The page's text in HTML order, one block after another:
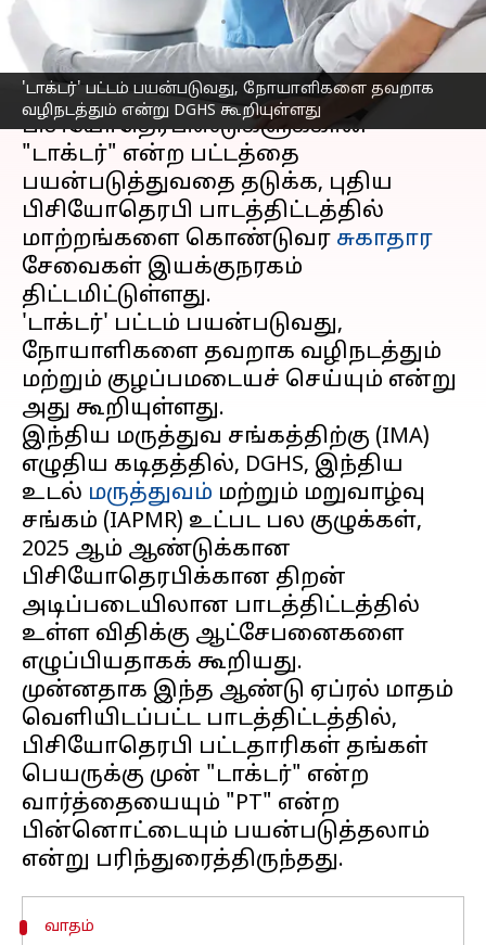
'டாக்டர்' பட்டம் பயன்படுவது, நோயாளிகளை தவறாக
வழிநடத்தும் என்று DGHS கூறியுள்ளது
Venkatalakshmi V Sep 11, 2025 10:13 am
செய்தி முன்னோட்டம்
பிசியோதெரபிஸ்டுகளுக்கான
"டாக்டர்" என்ற பட்டத்தை
பயன்படுத்துவதை தடுக்க, புதிய
பிசியோதெரபி பாடத்திட்டத்தில்
மாற்றங்களை கொண்டுவர சுகாதார
சேவைகள் இயக்குநரகம்
திட்டமிட்டுள்ளது.
'டாக்டர்' பட்டம் பயன்படுவது,
நோயாளிகளை தவறாக வழிநடத்தும்
மற்றும் குழப்பமடையச் செய்யும் என்று
அது கூறியுள்ளது.
இந்திய மருத்துவ சங்கத்திற்கு (IMA)
எழுதிய கடிதத்தில், DGHS, இந்திய
உடல் மருத்துவம் மற்றும் மறுவாழ்வு
சங்கம் (IAPMR) உட்பட பல குழுக்கள்,
2025 ஆம் ஆண்டுக்கான
பிசியோதெரபிக்கான திறன்
அடிப்படையிலான பாடத்திட்டத்தில்
உள்ள விதிக்கு ஆட்சேபனைகளை
எழுப்பியதாகக் கூறியது.
முன்னதாக இந்த ஆண்டு ஏப்ரல் மாதம்
வெளியிடப்பட்ட பாடத்திட்டத்தில்,
பிசியோதெரபி பட்டதாரிகள் தங்கள்
பெயருக்கு முன் "டாக்டர்" என்ற
வார்த்தையையும் "PT" என்ற
பின்னொட்டையும் பயன்படுத்தலாம்
வாதம்